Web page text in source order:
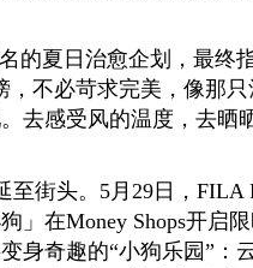
的夏日治愈企划，最终
，不必苛求完美，像那
去感受风的温度，去晒
至街头。5月29日，FILA
」在Money Shops开启
身奇趣的“小狗乐园”：